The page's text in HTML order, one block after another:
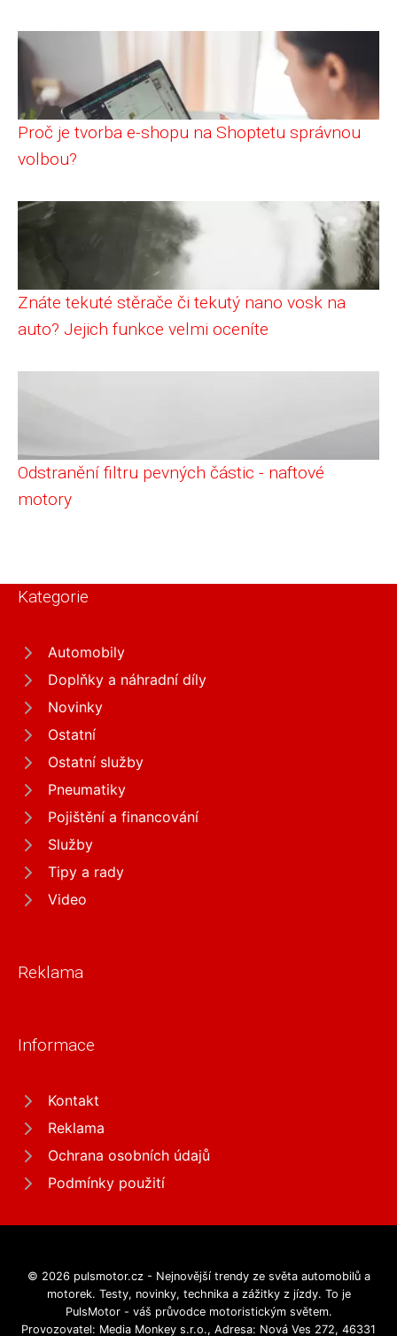
Proč je tvorba e-shopu na Shoptetu správnou
volbou?
Znáte tekuté stěrače či tekutý nano vosk na
auto? Jejich funkce velmi oceníte
Odstranění filtru pevných částic - naftové
motory
Kategorie
Automobily
Doplňky a náhradní díly
Novinky
Ostatní
Ostatní služby
Pneumatiky
Pojištění a financování
Služby
Tipy a rady
Video
Reklama
Informace
Kontakt
Reklama
Ochrana osobních údajů
Podmínky použití
© 2026 pulsmotor.cz - Nejnovější trendy ze světa automobilů a
motorek. Testy, novinky, technika a zážitky z jízdy. To je
PulsMotor - váš průvodce motoristickým světem.
Provozovatel: Media Monkey s.r.o., Adresa: Nová Ves 272, 46331